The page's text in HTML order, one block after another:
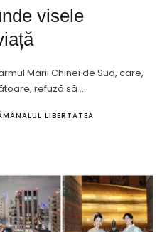
visele
Mării Chinei de Sud, care,
refuză să …
LIBERTATEA